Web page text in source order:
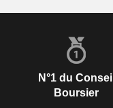
N°1 du Conseil
Boursier